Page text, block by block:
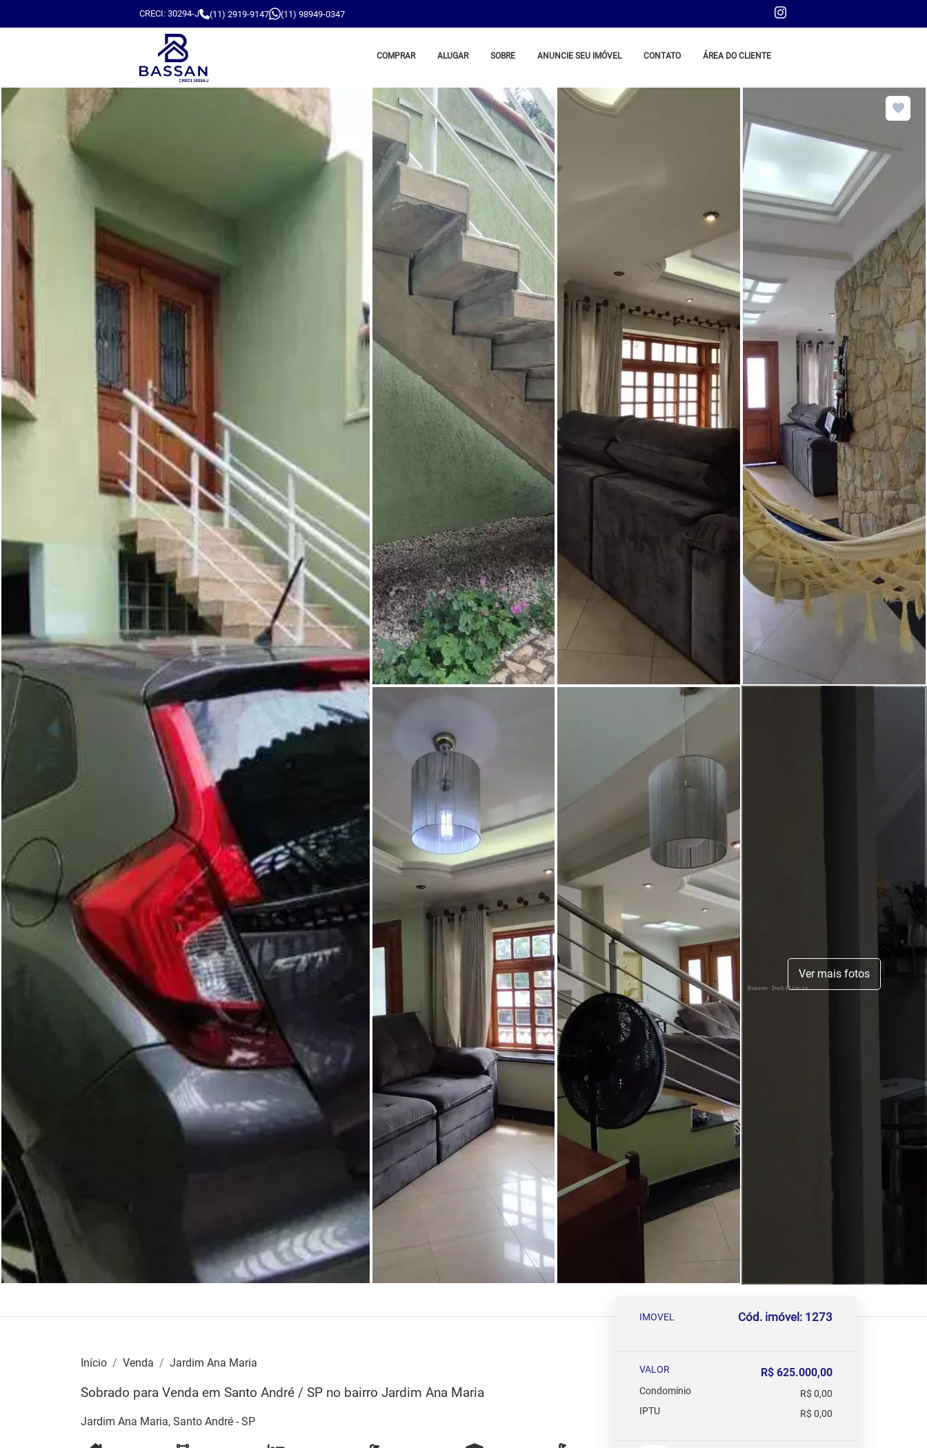
CRECI: 30294-J (11) 2919-9147 (11) 98949-0347
COMPRAR ALUGAR SOBRE ANUNCIE SEU IMÓVEL CONTATO ÁREA DO CLIENTE
Ver mais fotos
Início Venda Jardim Ana Maria
Sobrado para Venda em Santo André / SP no bairro Jardim Ana Maria
Jardim Ana Maria, Santo André - SP
IMOVEL Cód. imóvel: 1273
VALOR R$ 625.000,00
Condomínio
R$ 0,00
IPTU
R$ 0,00